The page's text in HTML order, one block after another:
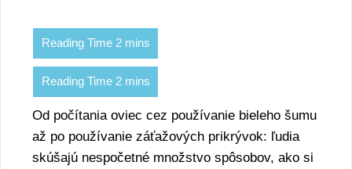
Od počítania oviec cez používanie bieleho šumu
až po používanie záťažových prikrývok: ľudia
skúšajú nespočetné množstvo spôsobov, ako si